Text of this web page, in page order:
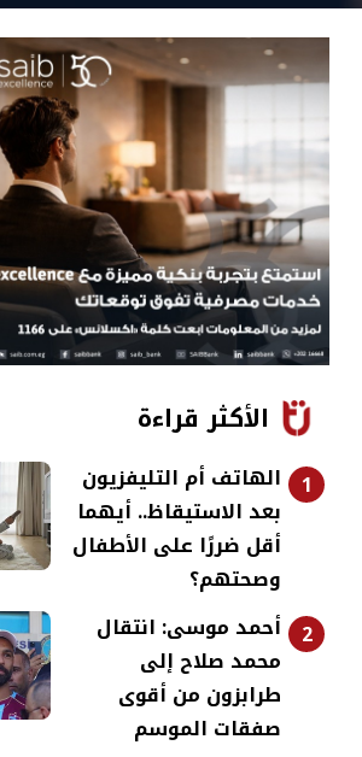
الأكثر قراءة
1
الهاتف أم التليفزيون
بعد الاستيقاظ.. أيهما
أقل ضررًا على الأطفال
وصحتهم؟
2
أحمد موسى: انتقال
محمد صلاح إلى
طرابزون من أقوى
صفقات الموسم